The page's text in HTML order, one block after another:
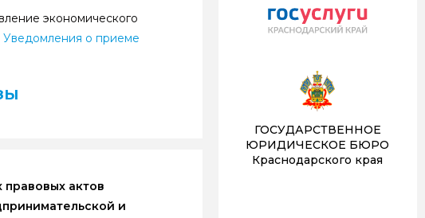
экономического
Уведомления о приеме
актов
и
ГОСУДАРСТВЕННОЕ
ЮРИДИЧЕСКОЕ БЮРО
Краснодарского края